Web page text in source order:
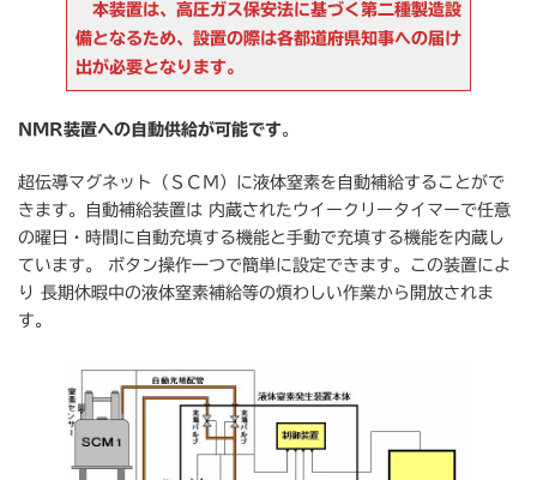
本装置は、高圧ガス保安法に基づく第二種製造設
備となるため、設置の際は各都道府県知事への届け
出が必要となります。
NMR装置への自動供給が可能です。
超伝導マグネット（ＳＣＭ）に液体窒素を自動補給することがで
きます。自動補給装置は 内蔵されたウイークリータイマーで任意
の曜日・時間に自動充填する機能と手動で充填する機能を内蔵し
ています。 ボタン操作一つで簡単に設定できます。この装置によ
り 長期休暇中の液体窒素補給等の煩わしい作業から開放されま
す。